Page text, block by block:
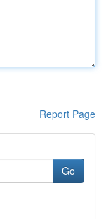
Report Page
Go